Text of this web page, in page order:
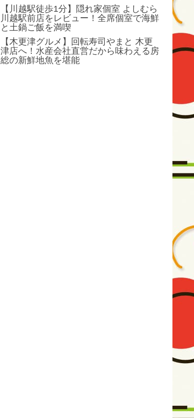
【川越駅徒歩1分】隠れ家個室 よしむら
川越駅前店をレビュー！全席個室で海鮮
と土鍋ご飯を満喫
【木更津グルメ】回転寿司やまと 木更
津店へ！水産会社直営だから味わえる房
総の新鮮地魚を堪能